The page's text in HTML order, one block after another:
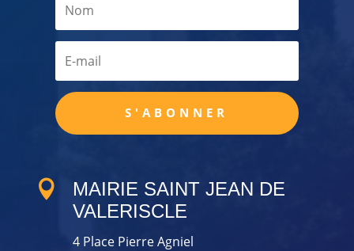
S'ABONNER

MAIRIE SAINT JEAN DE
VALERISCLE
4 Place Pierre Agniel